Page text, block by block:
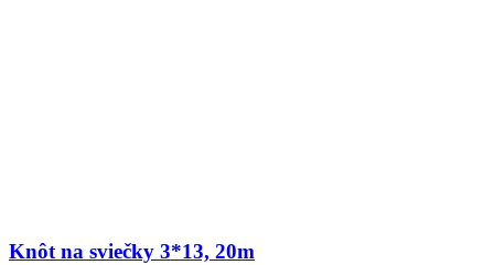
Knôt na sviečky 3*13, 20m